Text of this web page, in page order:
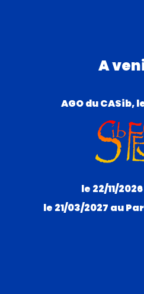
A
AGO du CASib,
le 22/11/
le 21/03/2027 au